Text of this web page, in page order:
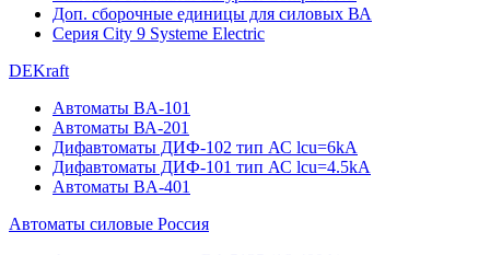
Доп. сборочные единицы для силовых ВА
Серия City 9 Systeme Electric
DEKraft
Автоматы BA-101
Автоматы ВА-201
Дифавтоматы ДИФ-102 тип АС lcu=6kA
Дифавтоматы ДИФ-101 тип АС lcu=4.5kA
Автоматы BA-401
Автоматы силовые Россия